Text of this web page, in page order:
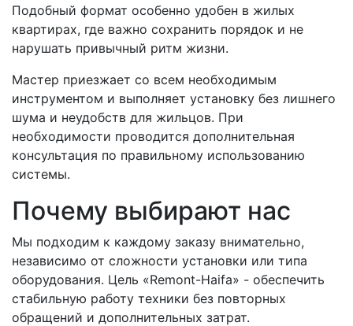
Подобный формат особенно удобен в жилых
квартирах, где важно сохранить порядок и не
нарушать привычный ритм жизни.
Мастер приезжает со всем необходимым
инструментом и выполняет установку без лишнего
шума и неудобств для жильцов. При
необходимости проводится дополнительная
консультация по правильному использованию
системы.
Почему выбирают нас
Мы подходим к каждому заказу внимательно,
независимо от сложности установки или типа
оборудования. Цель «Remont-Haifa» - обеспечить
стабильную работу техники без повторных
обращений и дополнительных затрат.